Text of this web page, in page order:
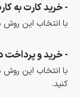
- خرید کارت به
با انتخاب این روش
- خرید و
با انتخاب این
کنید.